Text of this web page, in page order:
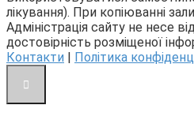
лікування). При копіюванні
Адміністрація сайту не несе
достовірність розміщеної
Контакти | Політика